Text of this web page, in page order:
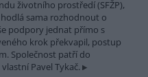
životního prostředí (SFŽP),
sama rozhodnout o
podpory jednat přímo s
krok překvapil, postup
Společnost patří do
Pavel Tykač.